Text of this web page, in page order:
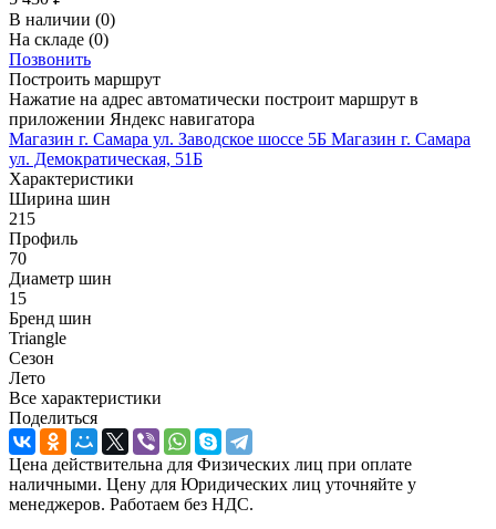
В наличии (0)
На складе (0)
Позвонить
Построить маршрут
Нажатие на адрес автоматически построит маршрут в
приложении Яндекс навигатора
Магазин г. Самара ул. Заводское шоссе 5Б Магазин г. Самара
ул. Демократическая, 51Б
Характеристики
Ширина шин
215
Профиль
70
Диаметр шин
15
Бренд шин
Triangle
Сезон
Лето
Все характеристики
Поделиться
Цена действительна для Физических лиц при оплате
наличными. Цену для Юридических лиц уточняйте у
менеджеров. Работаем без НДС.